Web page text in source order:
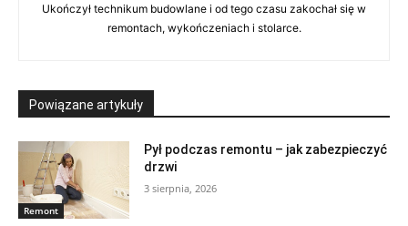
Ukończył technikum budowlane i od tego czasu zakochał się w
remontach, wykończeniach i stolarce.
Powiązane artykuły
Remont
Pył podczas remontu – jak zabezpieczyć
drzwi
3 sierpnia, 2026